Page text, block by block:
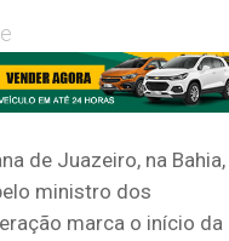
de Juazeiro, na Bahia,
ministro dos
marca o início da